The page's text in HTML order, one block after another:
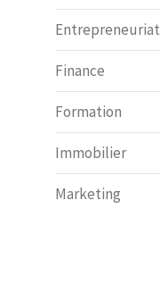
Entrepreneuriat
Finance
Formation
Immobilier
Marketing